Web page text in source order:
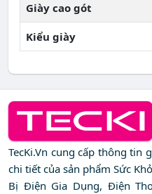
Giày cao gót
Kiểu giày
TecKi.Vn cung cấp thông tin
chi tiết của sản phẩm Sức
Bị Điện Gia Dụng, Điện